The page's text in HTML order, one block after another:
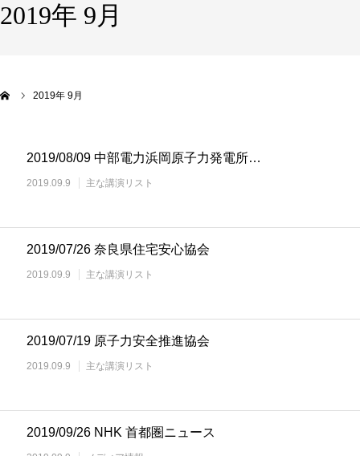
2019年 9月
2019年 9月
2019/08/09 中部電力浜岡原子力発電所…
2019.09.9 主な講演リスト
2019/07/26 奈良県住宅安心協会
2019.09.9 主な講演リスト
2019/07/19 原子力安全推進協会
2019.09.9 主な講演リスト
2019/09/26 NHK 首都圏ニュース